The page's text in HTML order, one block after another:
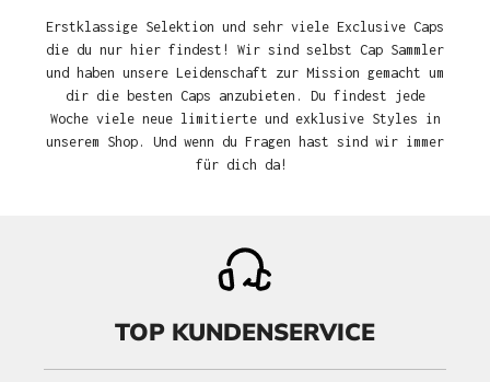
Erstklassige Selektion und sehr viele Exclusive Caps
die du nur hier findest! Wir sind selbst Cap Sammler
und haben unsere Leidenschaft zur Mission gemacht um
dir die besten Caps anzubieten. Du findest jede
Woche viele neue limitierte und exklusive Styles in
unserem Shop. Und wenn du Fragen hast sind wir immer
für dich da!
TOP KUNDENSERVICE